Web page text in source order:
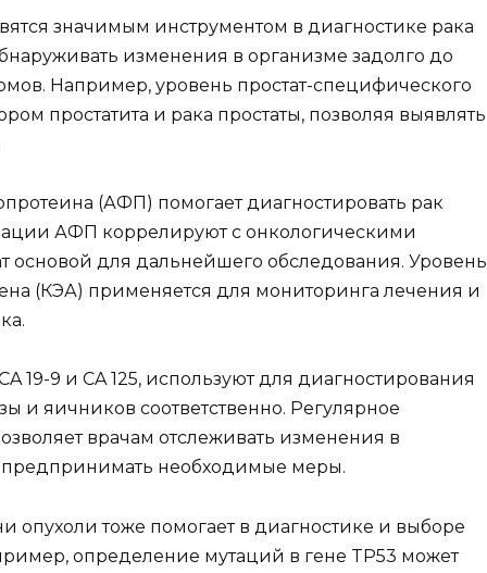
значимым инструментом в диагностике рака
изменения в организме задолго до
Например, уровень простат-специфического
простатита и рака простаты, позволяя выявлять
(АФП) помогает диагностировать рак
АФП коррелируют с онкологическими
основой для дальнейшего обследования. Уровень
(КЭА) применяется для мониторинга лечения и
19-9 и CA 125, используют для диагностирования
и яичников соответственно. Регулярное
врачам отслеживать изменения в
необходимые меры.
опухоли тоже помогает в диагностике и выборе
определение мутаций в гене TP53 может